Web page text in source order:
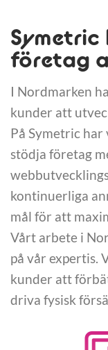
företag
I Nordmarken
kunder att
På Symetric
stödja företag
kontinuerliga
mål för att
Vårt arbete i
på vår expertis.
kunder att
driva fysisk